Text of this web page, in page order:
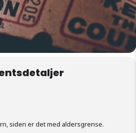
siden er det med aldersgrense.